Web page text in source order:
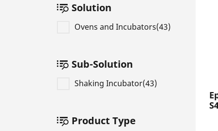
Solution
Ovens and Incubators(43)
Sub-Solution
Shaking Incubator(43)
Product Type